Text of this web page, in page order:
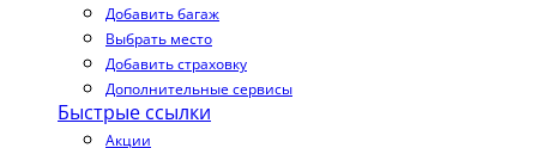
Добавить багаж
Выбрать место
Добавить страховку
Дополнительные сервисы
Быстрые ссылки
Акции